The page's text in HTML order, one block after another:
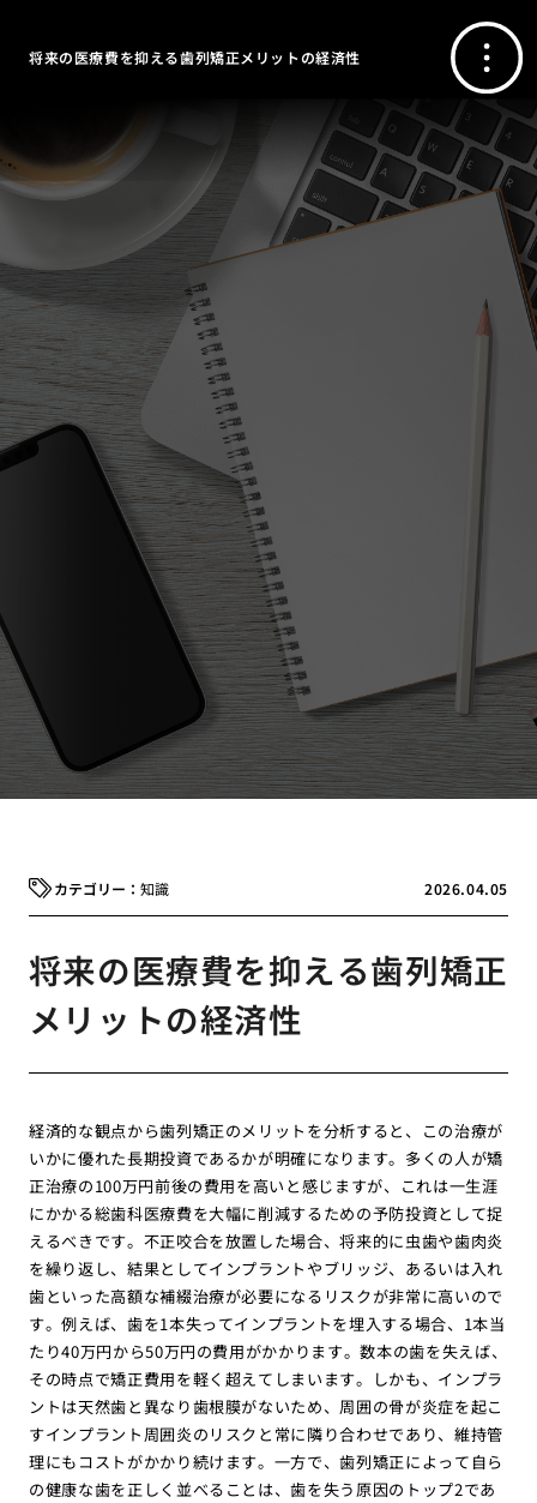
将来の医療費を抑える歯列矯正メリットの経済性
2026.04.05
知識
将来の医療費を抑える歯列矯正
メリットの経済性
経済的な観点から歯列矯正のメリットを分析すると、この治療が
いかに優れた長期投資であるかが明確になります。多くの人が矯
正治療の100万円前後の費用を高いと感じますが、これは一生涯
にかかる総歯科医療費を大幅に削減するための予防投資として捉
えるべきです。不正咬合を放置した場合、将来的に虫歯や歯肉炎
を繰り返し、結果としてインプラントやブリッジ、あるいは入れ
歯といった高額な補綴治療が必要になるリスクが非常に高いので
す。例えば、歯を1本失ってインプラントを埋入する場合、1本当
たり40万円から50万円の費用がかかります。数本の歯を失えば、
その時点で矯正費用を軽く超えてしまいます。しかも、インプラ
ントは天然歯と異なり歯根膜がないため、周囲の骨が炎症を起こ
すインプラント周囲炎のリスクと常に隣り合わせであり、維持管
理にもコストがかかり続けます。一方で、歯列矯正によって自ら
の健康な歯を正しく並べることは、歯を失う原因のトップ2であ